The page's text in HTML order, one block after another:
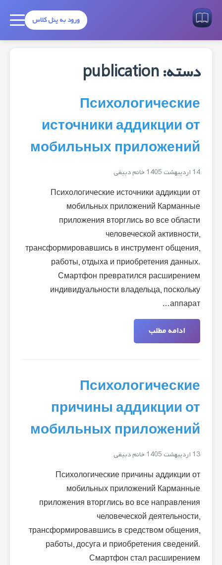
ورود به پنل کلاس
دسته:publication
Психологические
источники аддикции от
мобильных приложений
14 اردیبهشت 1405 خانم دبیقی
Психологические источники аддикции от
мобильных приложений Карманные
приложения вторглись во все области
человеческой активности,
трансформировавшись в инструмент общения,
работы, отдыха и приобретения данных.
Смартфон превратился расширением
индивидуальности владельца, поскольку
аппарат…
ادامه مطلب
Психологические
причины аддикции от
мобильных приложений
13 اردیبهشت 1405 خانم دبیقی
Психологические причины аддикции от
мобильных приложений Карманные
приложения вторглись во все направления
человеческой деятельности,
трансформировавшись в средством общения,
работы, досуга и приобретения сведений.
Смартфон стал расширением